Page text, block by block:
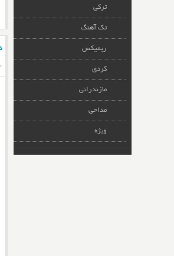
۱۰
ترکی
تک آهنگ
ریمیکس
کردی
مازندرانی
مداحی
ویژه